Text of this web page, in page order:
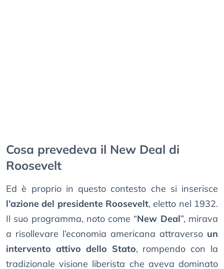
Cosa prevedeva il New Deal di
Roosevelt
Ed è proprio in questo contesto che si inserisce
l’azione del presidente Roosevelt, eletto nel 1932.
Il suo programma, noto come “New Deal”, mirava
a risollevare l’economia americana attraverso un
intervento attivo dello Stato, rompendo con la
tradizionale visione liberista che aveva dominato